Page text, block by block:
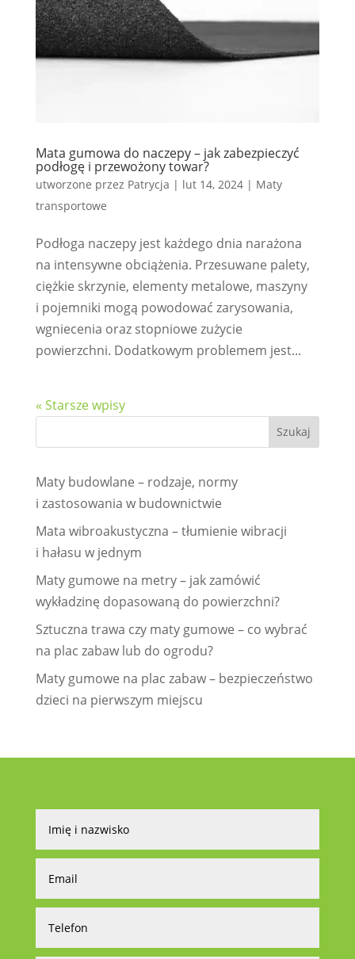
Mata gumowa do naczepy – jak zabezpieczyć
podłogę i przewożony towar?
utworzone przez Patrycja | lut 14, 2024| Maty
transportowe
Podłoga naczepy jest każdego dnia narażona
na intensywne obciążenia. Przesuwane palety,
ciężkie skrzynie, elementy metalowe, maszyny
i pojemniki mogą powodować zarysowania,
wgniecenia oraz stopniowe zużycie
powierzchni. Dodatkowym problemem jest...
« Starsze wpisy
Maty budowlane – rodzaje, normy
i zastosowania w budownictwie
Mata wibroakustyczna – tłumienie wibracji
i hałasu w jednym
Maty gumowe na metry – jak zamówić
wykładzinę dopasowaną do powierzchni?
Sztuczna trawa czy maty gumowe – co wybrać
na plac zabaw lub do ogrodu?
Maty gumowe na plac zabaw – bezpieczeństwo
dzieci na pierwszym miejscu